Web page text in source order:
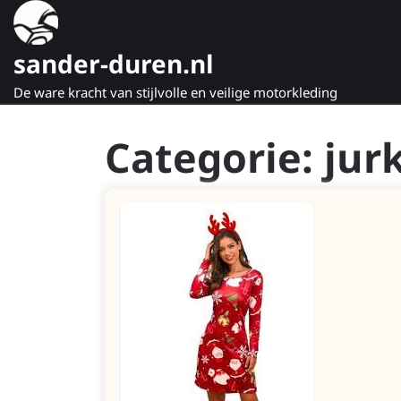
Naar
de
gaansander-duren.nl
De ware kracht van stijlvolle en veilige motorkleding
Categorie: